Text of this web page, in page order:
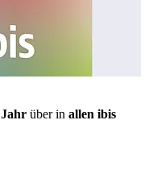
Jahr über in allen ibis